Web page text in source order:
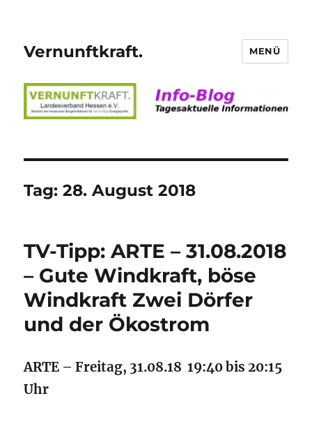
Vernunftkraft. MENÜ
Tag:28. August 2018
TV-Tipp: ARTE – 31.08.2018
– Gute Windkraft, böse
Windkraft Zwei Dörfer
und der Ökostrom
ARTE – Freitag, 31.08.18 19:40 bis 20:15
Uhr